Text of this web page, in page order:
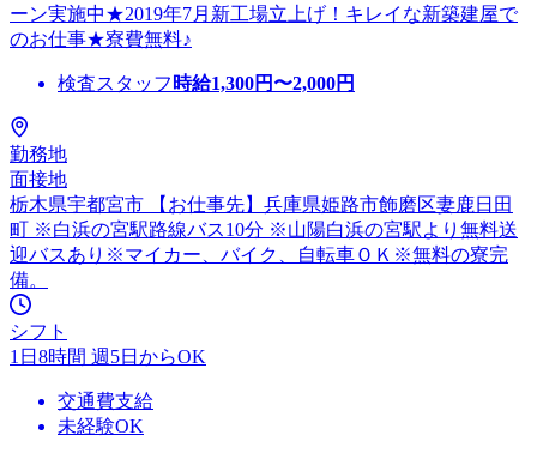
ーン実施中★2019年7月新工場立上げ！キレイな新築建屋で
のお仕事★寮費無料♪
検査スタッフ 時給1,300円〜2,000円
勤務地
面接地
栃木県宇都宮市 【お仕事先】兵庫県姫路市飾磨区妻鹿日田
町 ※白浜の宮駅路線バス10分 ※山陽白浜の宮駅より無料送
迎バスあり※マイカー、バイク、自転車ＯＫ※無料の寮完
備。
シフト
1日8時間 週5日からOK
交通費支給
未経験OK